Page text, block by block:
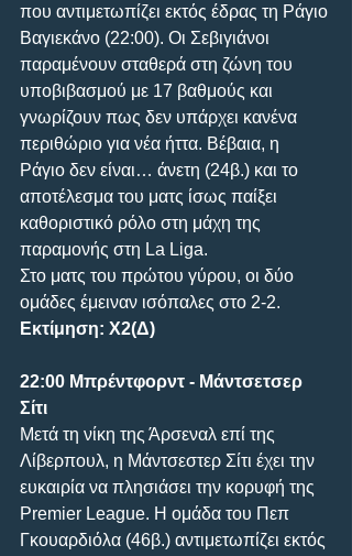
που αντιμετωπίζει εκτός έδρας τη Ράγιο
Βαγιεκάνο (22:00). Οι Σεβιγιάνοι
παραμένουν σταθερά στη ζώνη του
υποβιβασμού με 17 βαθμούς και
γνωρίζουν πως δεν υπάρχει κανένα
περιθώριο για νέα ήττα. Βέβαια, η
Ράγιο δεν είναι… άνετη (24β.) και το
αποτέλεσμα του ματς ίσως παίξει
καθοριστικό ρόλο στη μάχη της
παραμονής στη La Liga.
Στο ματς του πρώτου γύρου, οι δύο
ομάδες έμειναν ισόπαλες στο 2-2.
Εκτίμηση: Χ2(Δ)
22:00 Μπρέντφορντ - Μάντσετσερ
Σίτι
Μετά τη νίκη της Άρσεναλ επί της
Λίβερπουλ, η Μάντσεστερ Σίτι έχει την
ευκαιρία να πλησιάσει την κορυφή της
Premier League. Η ομάδα του Πεπ
Γκουαρδιόλα (46β.) αντιμετωπίζει εκτός